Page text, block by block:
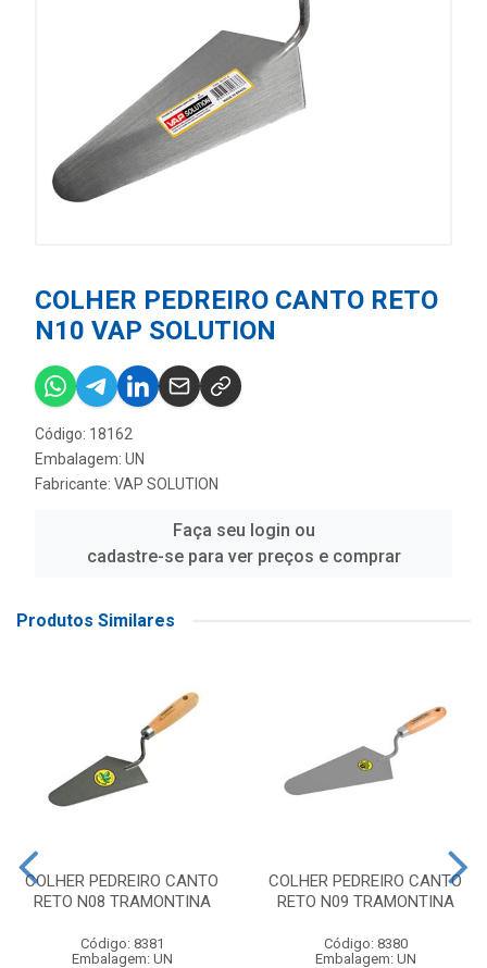
COLHER PEDREIRO CANTO RETO
N10 VAP SOLUTION
Código: 18162
Embalagem: UN
Fabricante: VAP SOLUTION
Faça seu login ou
cadastre-se para ver preços e comprar
Produtos Similares
COLHER PEDREIRO CANTO
RETO N08 TRAMONTINA
Código: 8381
Embalagem: UN
COLHER PEDREIRO CANTO
RETO N09 TRAMONTINA
Código: 8380
Embalagem: UN